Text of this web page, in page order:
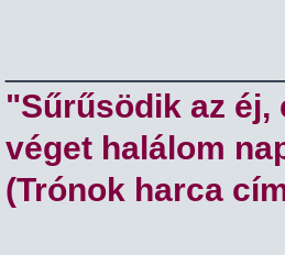
"Sűrűsödik az éj,
véget halálom
(Trónok harca